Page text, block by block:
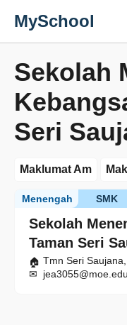
MySchool
Sekolah
Seri
Maklumat Am
Sekolah
Taman Seri
SMK
Menengah
Tmn Seri